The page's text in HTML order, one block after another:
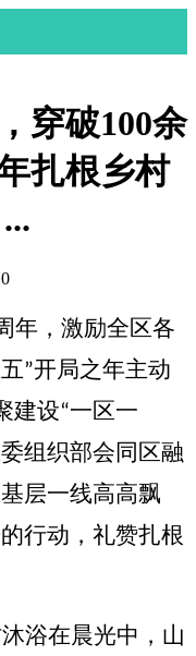
穿破100余
扎根乡村
年，激励全区各
”开局之年主动
建设“一区一
组织部会同区融
层一线高高飘
行动，礼赞扎根
浴在晨光中，山